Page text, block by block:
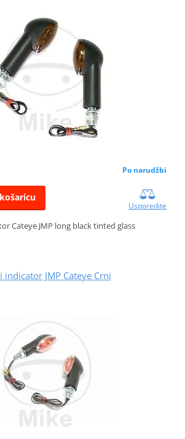
Po narudžbi
Usporedite
Cateye JMP long black tinted glass
indicator JMP Cateye Crni